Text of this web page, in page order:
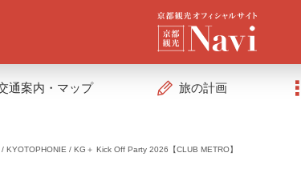
通案内・マップ 旅の計画
KYOTOPHONIE / KG＋ Kick Off Party 2026【CLUB METRO】